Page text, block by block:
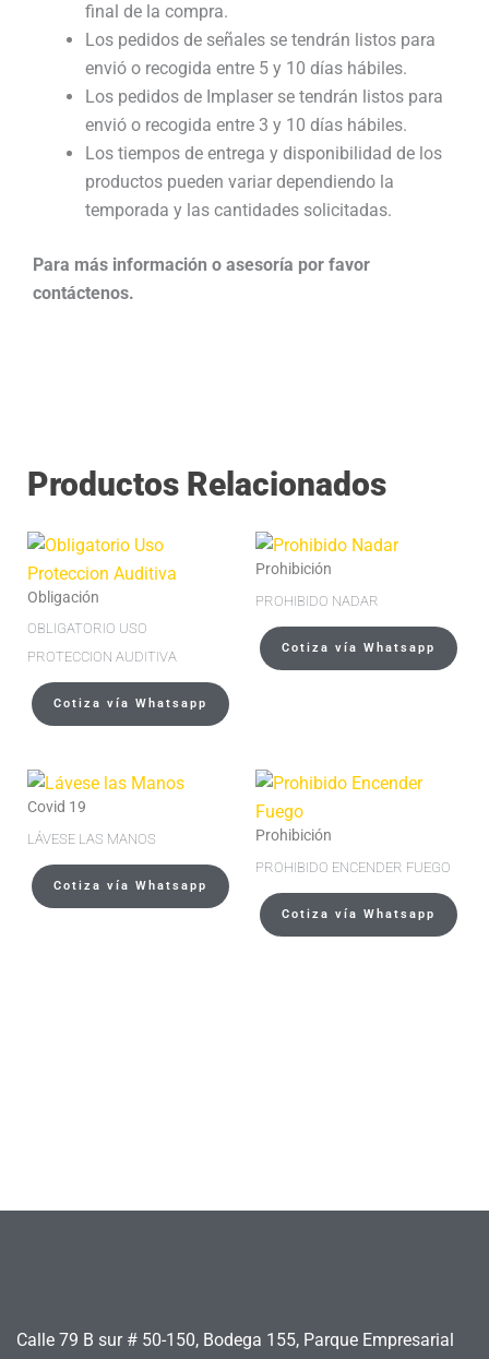
final de la compra.
Los pedidos de señales se tendrán listos para
envió o recogida entre 5 y 10 días hábiles.
Los pedidos de Implaser se tendrán listos para
envió o recogida entre 3 y 10 días hábiles.
Los tiempos de entrega y disponibilidad de los
productos pueden variar dependiendo la
temporada y las cantidades solicitadas.
Para más información o asesoría por favor
contáctenos.
Productos Relacionados
Obligación
OBLIGATORIO USO
PROTECCION AUDITIVA
Cotiza vía Whatsapp
Prohibición
PROHIBIDO NADAR
Cotiza vía Whatsapp
Covid 19
LÁVESE LAS MANOS
Cotiza vía Whatsapp
Prohibición
PROHIBIDO ENCENDER FUEGO
Cotiza vía Whatsapp
Calle 79 B sur # 50-150, Bodega 155, Parque Empresarial